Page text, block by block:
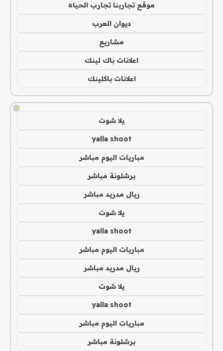
موقع تجاربنا تجارب الحياه
ديوان العرب
مشاريع
اعلانات باك لينك
اعلانات باكلينك
!
يلا شوت
yalla shoot
مباريات اليوم مباشر
برشلونة مباشر
ريال مدريد مباشر
يلا شوت
yalla shoot
مباريات اليوم مباشر
ريال مدريد مباشر
يلا شوت
yalla shoot
مباريات اليوم مباشر
برشلونة مباشر